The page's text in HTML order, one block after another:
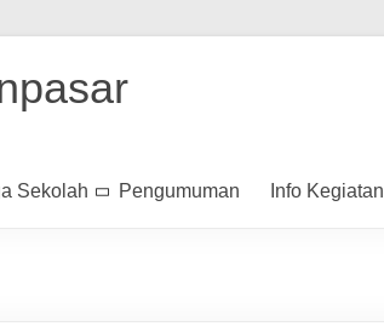
Sekolah Pengumuman Info Kegiatan